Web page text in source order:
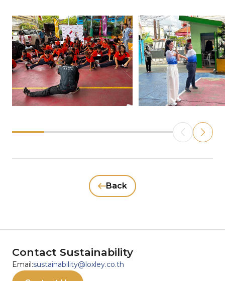
Back
Contact Sustainability
Email:sustainability@loxley.co.th